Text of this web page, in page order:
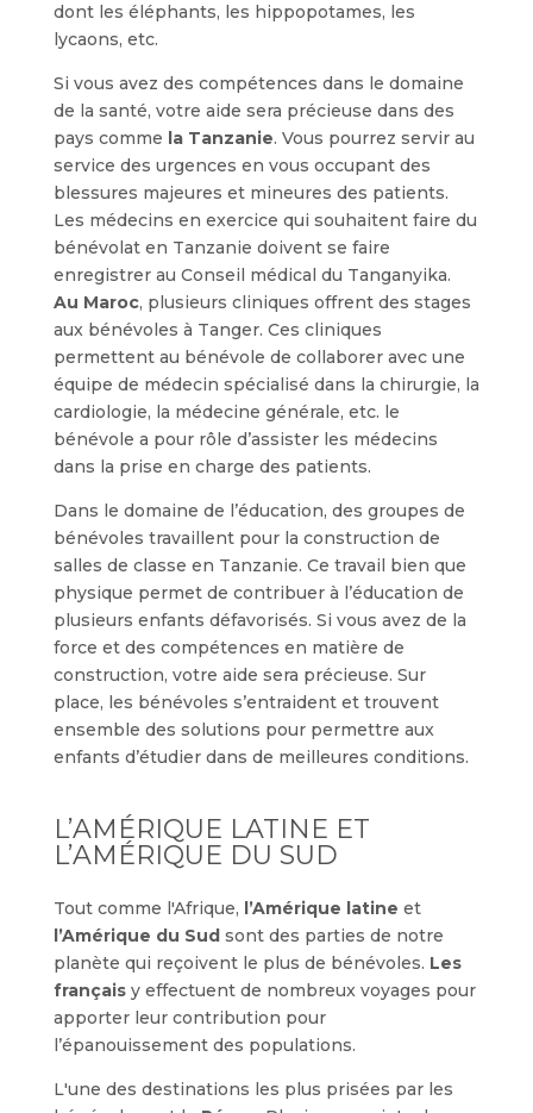
dont les éléphants, les hippopotames, les
lycaons, etc.
Si vous avez des compétences dans le domaine
de la santé, votre aide sera précieuse dans des
pays comme la Tanzanie. Vous pourrez servir au
service des urgences en vous occupant des
blessures majeures et mineures des patients.
Les médecins en exercice qui souhaitent faire du
bénévolat en Tanzanie doivent se faire
enregistrer au Conseil médical du Tanganyika.
Au Maroc, plusieurs cliniques offrent des stages
aux bénévoles à Tanger. Ces cliniques
permettent au bénévole de collaborer avec une
équipe de médecin spécialisé dans la chirurgie, la
cardiologie, la médecine générale, etc. le
bénévole a pour rôle d’assister les médecins
dans la prise en charge des patients.
Dans le domaine de l’éducation, des groupes de
bénévoles travaillent pour la construction de
salles de classe en Tanzanie. Ce travail bien que
physique permet de contribuer à l’éducation de
plusieurs enfants défavorisés. Si vous avez de la
force et des compétences en matière de
construction, votre aide sera précieuse. Sur
place, les bénévoles s’entraident et trouvent
ensemble des solutions pour permettre aux
enfants d’étudier dans de meilleures conditions.
L’AMÉRIQUE LATINE ET
L’AMÉRIQUE DU SUD
Tout comme l'Afrique, l’Amérique latine et
l’Amérique du Sudsont des parties de notre
planète qui reçoivent le plus de bénévoles. Les
français y effectuent de nombreux voyages pour
apporter leur contribution pour
l’épanouissement des populations.
L'une des destinations les plus prisées par les